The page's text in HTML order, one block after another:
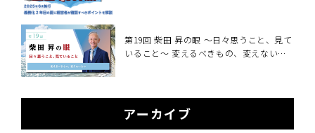
第19回 柴田 昇の眼 ～日々思うこと、見て
いること～ 変えるべきもの、変えないも
アーカイブ